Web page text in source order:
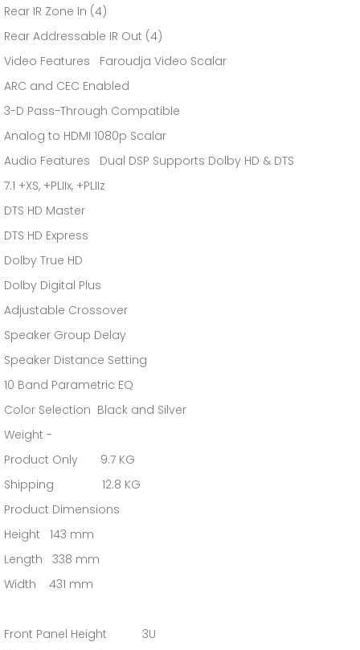
Rear IR Zone In (4)
Rear Addressable IR Out (4)
Video Features Faroudja Video Scalar
ARC and CEC Enabled
3-D Pass-Through Compatible
Analog to HDMI 1080p Scalar
Audio Features Dual DSP Supports Dolby HD & DTS
7.1 +XS, +PLIIx, +PLIIz
DTS HD Master
DTS HD Express
Dolby True HD
Dolby Digital Plus
Adjustable Crossover
Speaker Group Delay
Speaker Distance Setting
10 Band Parametric EQ
Color Selection Black and Silver
Weight -
Product Only 9.7 KG
Shipping 12.8 KG
Product Dimensions
Height 143 mm
Length 338 mm
Width 431 mm
Front Panel Height 3U